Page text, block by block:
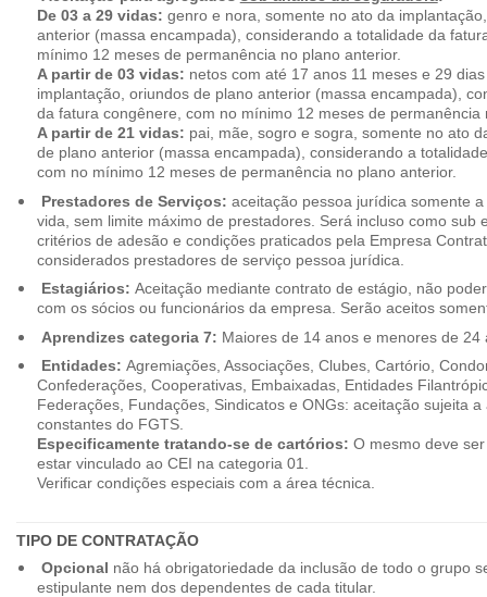
De 03 a 29 vidas: genro e nora, somente no ato da
anterior (massa encampada), considerando a totalidade da
mínimo 12 meses de permanência no plano anterior.
A partir de 03 vidas: netos com até 17 anos 11 meses e 29
implantação, oriundos de plano anterior (massa encampada),
da fatura congênere, com no mínimo 12 meses de permanência
A partir de 21 vidas: pai, mãe, sogro e sogra, somente no ato
de plano anterior (massa encampada), considerando a
com no mínimo 12 meses de permanência no plano anterior.
Prestadores de Serviços: aceitação pessoa jurídica somente a
vida, sem limite máximo de prestadores. Será incluso como sub
critérios de adesão e condições praticados pela Empresa
considerados prestadores de serviço pessoa jurídica.
Estagiários: Aceitação mediante contrato de estágio, não
com os sócios ou funcionários da empresa. Serão aceitos
Aprendizes categoria 7: Maiores de 14 anos e menores de 24
Entidades: Agremiações, Associações, Clubes, Cartório,
Confederações, Cooperativas, Embaixadas, Entidades
Federações, Fundações, Sindicatos e ONGs: aceitação sujeita
constantes do FGTS.
Especificamente tratando-se de cartórios: O mesmo deve
estar vinculado ao CEI na categoria 01.
Verificar condições especiais com a área técnica.
TIPO DE CONTRATAÇÃO
Opcional não há obrigatoriedade da inclusão de todo o grupo
estipulante nem dos dependentes de cada titular.